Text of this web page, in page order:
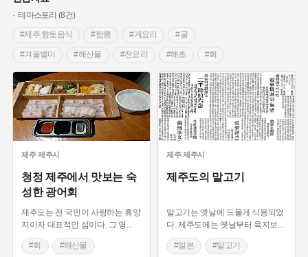
#백년가게
#단지 #설화 #인물설화 #대한애국부인회
#고구마 #김마리아 #바위설화 #인천
#강진 #블루리본 #전설 #조선시대 문신
#여성 독립운동가 #지역의 설화 #성곽 #어린이역사콘텐츠
#내시 #내성 #먼우금 #징채 #제주도설화 #영산강
#대한민국임시정부 #강서구 #마을 #종로구 #노원구
#부산 #용인의 전설
#경기도설화 #남자현 #한의학 #동화 #임시의정원
#황해도 #산성
테마스토리 (8건)
#제주 향토음식
#짬뽕 #게요리 #굴
#겨울별미 #해산물 #전요리 #해초 #회
#해삼 #국물요리 #생선 #제주도 별미
#일본 #말고기 #진상품 #말고기포
제주제주시
청정 제주에서 맛보는 숙
성한 광어회
제주도는 전 국민이 사랑하는 휴양
지이자 대표적인 섬이다. 그 명
#회 #해산물
제주제주시
제주도의 말고기
말고기는 옛날에 드물게 식용되었
다. 제주도에는 옛날부터 육지보
#일본 #말고기